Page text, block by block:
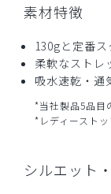
ご購入者様
年齢: 40代 身長:
素材特徴
130gと定番
柔軟なストレ
吸水速乾・通
*当社製品5品目
*レディースト
シルエット